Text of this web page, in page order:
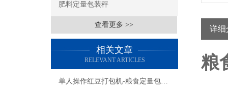
肥料定量包装秤
查看更多 >>
相关文章
RELEVANT ARTICLES
单人操作红豆打包机-粮食定量包装秤简介
详细
粮